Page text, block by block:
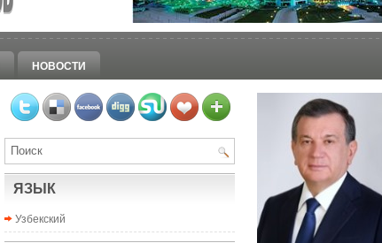
НОВОСТИ
ЯЗЫК
Узбекский